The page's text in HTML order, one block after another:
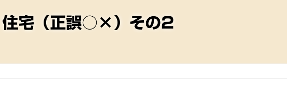
（正誤○×）その2